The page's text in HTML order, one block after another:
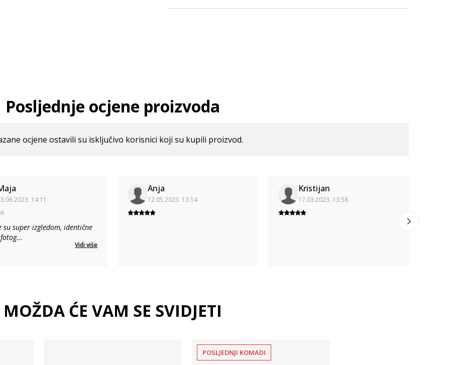
Posljednje ocjene proizvoda
ocjene ostavili su isključivo korisnici koji su kupili proizvod.
14:11
su super izgledom, identične
...
Vidi više
Anja
12.05.2023. 13:14
Kristijan
17.03.2023. 13:58
MOŽDA ĆE VAM SE SVIDJETI
POSLJEDNJI KOMADI